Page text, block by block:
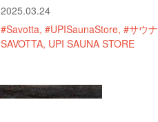
2025.03.24
#Savotta #UPISaunaStore #サウナ
SAVOTTA UPI SAUNA STORE